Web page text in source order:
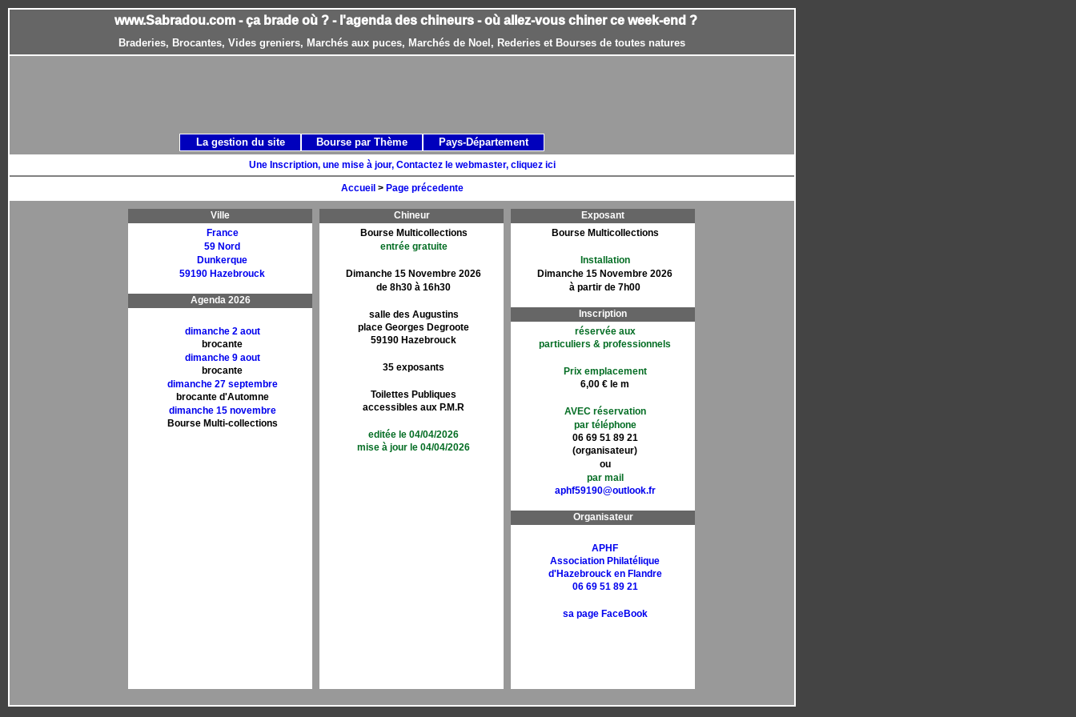
www.Sabradou.com - ça brade où ? - l'agenda des chineurs - où allez-vous chiner ce week-end ?
Braderies, Brocantes, Vides greniers, Marchés aux puces, Marchés de Noel, Rederies et Bourses de toutes natures
Une Inscription, une mise à jour, Contactez le webmaster, cliquez ici
Accueil > Page précedente
Ville
France
59 Nord
Dunkerque
59190 Hazebrouck
Agenda 2026
dimanche 2 aout
brocante
dimanche 9 aout
brocante
dimanche 27 septembre
brocante d'Automne
dimanche 15 novembre
Bourse Multi-collections
Chineur
Bourse Multicollections
entrée gratuite
Dimanche 15 Novembre 2026
de 8h30 à 16h30
salle des Augustins
place Georges Degroote
59190 Hazebrouck
35 exposants
Toilettes Publiques
accessibles aux P.M.R
editée le 04/04/2026
mise à jour le 04/04/2026
Exposant
Bourse Multicollections
Installation
Dimanche 15 Novembre 2026
à partir de 7h00
Inscription
réservée aux
particuliers & professionnels
Prix emplacement
6,00 € le m
AVEC réservation
par téléphone
06 69 51 89 21
(organisateur)
ou
par mail
aphf59190@outlook.fr
Organisateur
APHF
Association Philatélique
d'Hazebrouck en Flandre
06 69 51 89 21
sa page FaceBook
La gestion du site Bourse par Thème Pays-Département